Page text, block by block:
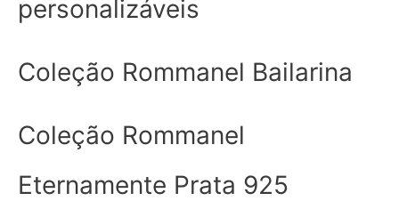
personalizáveis
Coleção Rommanel Bailarina
Coleção Rommanel
Eternamente Prata 925